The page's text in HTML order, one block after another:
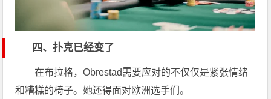
四、扑克已经变了
在布拉格，Obrestad需要应对的不仅仅是紧张情绪
和糟糕的椅子。她还得面对欧洲选手们。